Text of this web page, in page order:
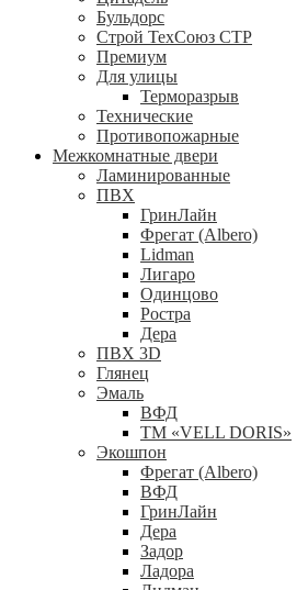
Бульдорс
Строй ТехСоюз СТР
Премиум
Для улицы
Терморазрыв
Технические
Противопожарные
Межкомнатные двери
Ламинированные
ПВХ
ГринЛайн
Фрегат (Albero)
Lidman
Лигаро
Одинцово
Ростра
Дера
ПВХ 3D
Глянец
Эмаль
ВФД
ТМ «VELL DORIS»
Экошпон
Фрегат (Albero)
ВФД
ГринЛайн
Дера
Задор
Ладора